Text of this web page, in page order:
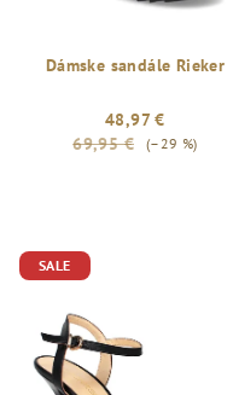
Dámske sandále Rieker
48,97 €
69,95 €
(–29 %)
SALE